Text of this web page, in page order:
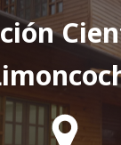
Click AQUÍ